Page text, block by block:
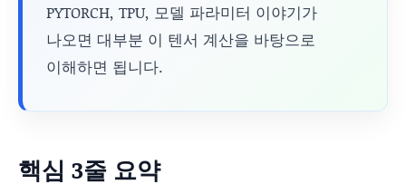
PYTORCH, TPU, 모델 파라미터 이야기가
나오면 대부분 이 텐서 계산을 바탕으로
이해하면 됩니다.
핵심 3줄 요약